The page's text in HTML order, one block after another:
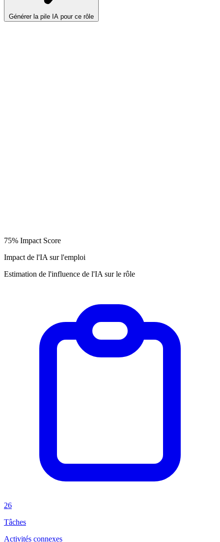
Générer la pile IA pour ce rôle
75% Impact Score
Impact de l'IA sur l'emploi
Estimation de l'influence de l'IA sur le rôle
26
Tâches
Activités connexes